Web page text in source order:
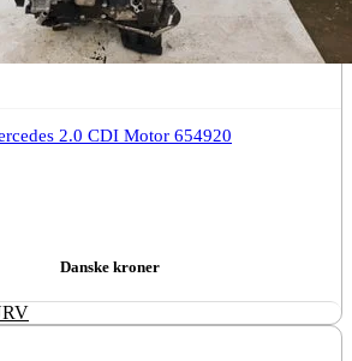
2.0 CDI Motor 654920
Danske kroner